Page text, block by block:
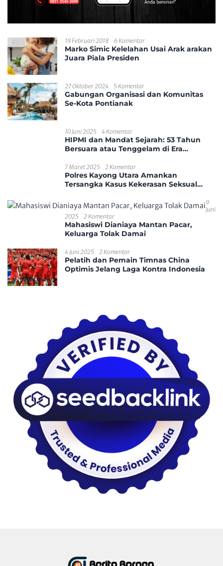
19 Februari 2018 6 Komentar
Marko Simic Kelelahan Usai Arak arakan
Juara Piala Presiden
27 Oktober 2024 5 Komentar
Gabungan Organisasi dan Komunitas
Se-Kota Pontianak
10 Juni 2025 4 Komentar
HIPMI dan Mandat Sejarah: 53 Tahun
Bersuara atau Tenggelam di Era
7 Maret 2025 2 Komentar
Polres Kayong Utara Amankan
Tersangka Kasus Kekerasan Seksual
9
Juni
2025
2 Komentar
Mahasiswi Dianiaya Mantan Pacar,
Keluarga Tolak Damai
4 Juni 2025 2 Komentar
Pelatih dan Pemain Timnas China
Optimis Jelang Laga Kontra Indonesia